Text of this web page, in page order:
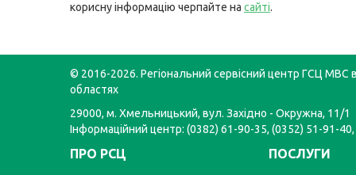
корисну інформацію черпайте на сайті.
© 2016-2026. Регіональний сервісний центр ГСЦ МВС
областях
29000, м. Хмельницький, вул. Західно - Окружна, 11/1
Інформаційний центр: (0382) 61-90-35, (0352) 51-91-
ПРО РСЦ ПОСЛУГИ